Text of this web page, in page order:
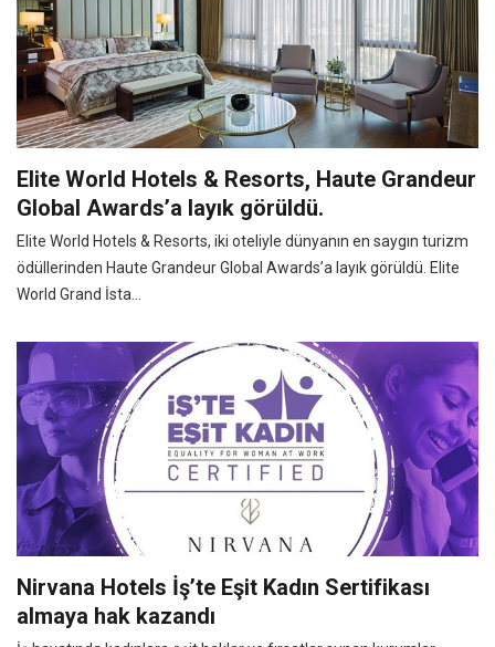
Elite World Hotels & Resorts, Haute Grandeur
Global Awards’a layık görüldü.
Elite World Hotels & Resorts, iki oteliyle dünyanın en saygın turizm
ödüllerinden Haute Grandeur Global Awards’a layık görüldü. Elite
World Grand İsta...
Nirvana Hotels İş’te Eşit Kadın Sertifikası
almaya hak kazandı